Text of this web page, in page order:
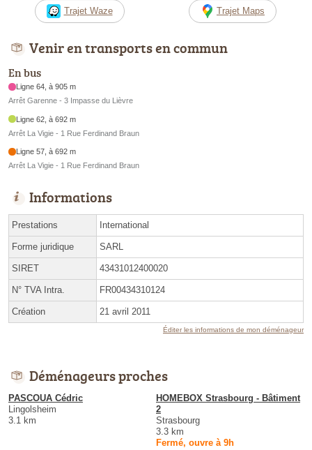
Trajet Waze Trajet Maps
Venir en transports en commun
En bus
Ligne 64, à 905 m
Arrêt Garenne - 3 Impasse du Lièvre
Ligne 62, à 692 m
Arrêt La Vigie - 1 Rue Ferdinand Braun
Ligne 57, à 692 m
Arrêt La Vigie - 1 Rue Ferdinand Braun
Informations
Prestations International
Forme juridique SARL
SIRET 43431012400020
N° TVA Intra. FR00434310124
Création 21 avril 2011
Éditer les informations de mon déménageur
Déménageurs proches
PASCOUA Cédric
Lingolsheim
3.1 km
HOMEBOX Strasbourg - Bâtiment
2
Strasbourg
3.3 km
Fermé, ouvre à 9h